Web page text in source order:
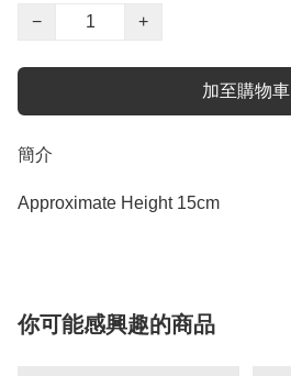
−
+
加至購物車
簡介
Approximate Height 15cm
你可能感興趣的商品